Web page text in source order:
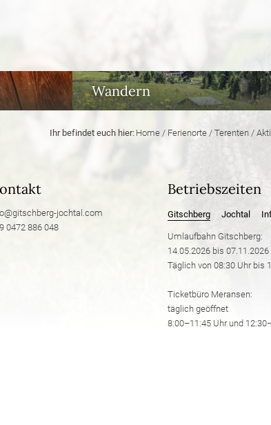
Wandern
Ihr befindet euch hier: Home / Ferienorte / Terenten /
gitschberg-jochtal.com
0472 886 048
Betriebszeiten
Gitschberg Jochtal
Umlaufbahn Gitschberg:
14.05.2026 bis 07.11.2026
Täglich von 08:30 Uhr bis
Ticketbüro Meransen:
täglich geöffnet
8:00–11:45 Uhr und